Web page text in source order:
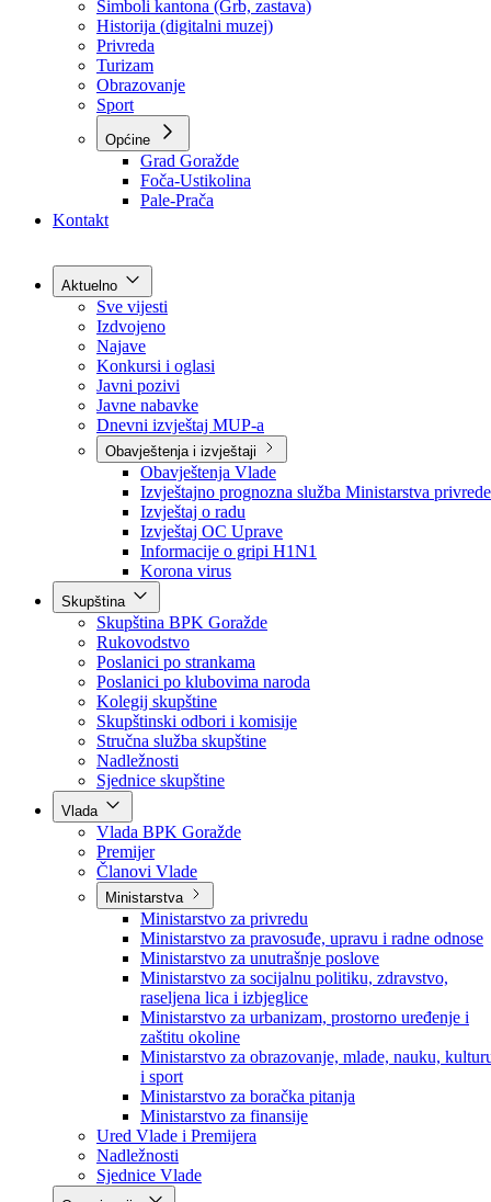
O kantonu
O kantonu
Simboli kantona (Grb, zastava)
Historija (digitalni muzej)
Privreda
Turizam
Obrazovanje
Sport
Općine
Kontakt
Aktuelno
Sve vijesti
Izdvojeno
Najave
Konkursi i oglasi
Javni pozivi
Javne nabavke
Dnevni izvještaj MUP-a
Obavještenja i izvještaji
Obavještenja Vlade
Izvještajno prognozna služba Ministarstva privrede
Izvještaj o radu
Izvještaj OC Uprave
Informacije o gripi H1N1
Korona virus
Skupština
Skupština BPK Goražde
Rukovodstvo
Poslanici po strankama
Poslanici po klubovima naroda
Kolegij skupštine
Skupštinski odbori i komisije
Stručna služba skupštine
Nadležnosti
Sjednice skupštine
Vlada
Vlada BPK Goražde
Premijer
Članovi Vlade
Ministarstva
Ministarstvo za privredu
Ministarstvo za pravosuđe, upravu i radne odnose
Ministarstvo za unutrašnje poslove
Ministarstvo za socijalnu politiku, zdravstvo,
raseljena lica i izbjeglice
Ministarstvo za urbanizam, prostorno uređenje i
zaštitu okoline
Ministarstvo za obrazovanje, mlade, nauku,
i sport
Ministarstvo za boračka pitanja
Ministarstvo za finansije
Ured Vlade i Premijera